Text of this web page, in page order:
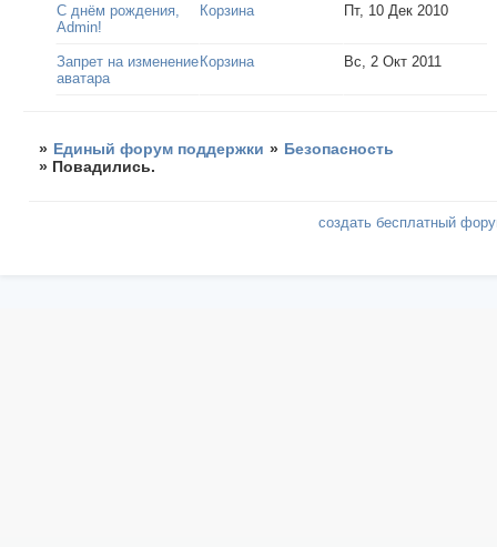
С днём рождения,
Admin!
Корзина Пт, 10 Дек 2010
Запрет на изменение
аватара
Корзина Вс, 2 Окт 2011
» Единый форум поддержки » Безопасность
» Повадились.
создать бесплатный